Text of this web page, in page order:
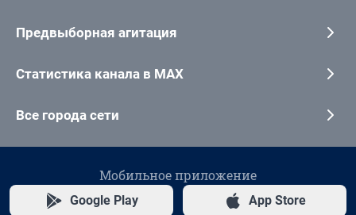
Предвыборная агитация
Статистика канала в MAX
Все города сети
Мобильное приложение
Google Play App Store